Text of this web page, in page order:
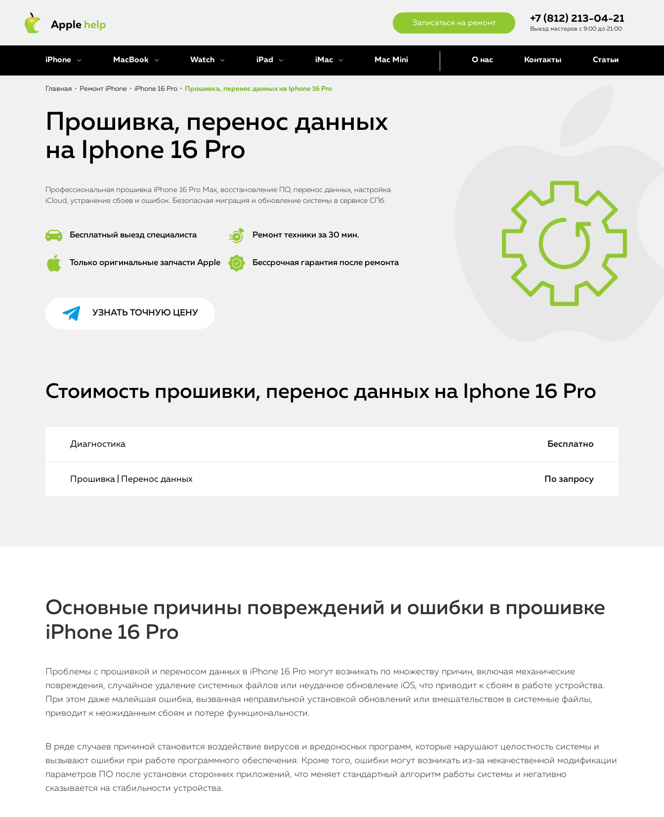
Apple help Записаться на ремонт +7 (812) 213-04-21
Выезд мастеров с 9:00 до 21:00
iPhone MacBook Watch iPad iMac Mac Mini О нас Контакты Статьи
Главная • Ремонт iPhone • iPhone 16 Pro • Прошивка, перенос данных на Iphone 16 Pro
Прошивка, перенос данных
на Iphone 16 Pro
Профессиональная прошивка iPhone 16 Pro Max, восстановление ПО, перенос данных, настройка
iCloud, устранение сбоев и ошибок. Безопасная миграция и обновление системы в сервисе СПб.
Бесплатный выезд специалиста Ремонт техники за 30 мин.
Только оригинальные запчасти Apple Бессрочная гарантия после ремонта
УЗНАТЬ ТОЧНУЮ ЦЕНУ
Стоимость прошивки, перенос данных на Iphone 16 Pro
Диагностика Бесплатно
Прошивка | Перенос данных По запросу
Основные причины повреждений и ошибки в прошивке
iPhone 16 Pro
Проблемы с прошивкой и переносом данных в iPhone 16 Pro могут возникать по множеству причин, включая механические
повреждения, случайное удаление системных файлов или неудачное обновление iOS, что приводит к сбоям в работе устройства.
При этом даже малейшая ошибка, вызванная неправильной установкой обновлений или вмешательством в системные файлы,
приводит к неожиданным сбоям и потере функциональности.
В ряде случаев причиной становится воздействие вирусов и вредоносных программ, которые нарушают целостность системы и
вызывают ошибки при работе программного обеспечения. Кроме того, ошибки могут возникать из-за некачественной модификации
параметров ПО после установки сторонних приложений, что меняет стандартный алгоритм работы системы и негативно
сказывается на стабильности устройства.